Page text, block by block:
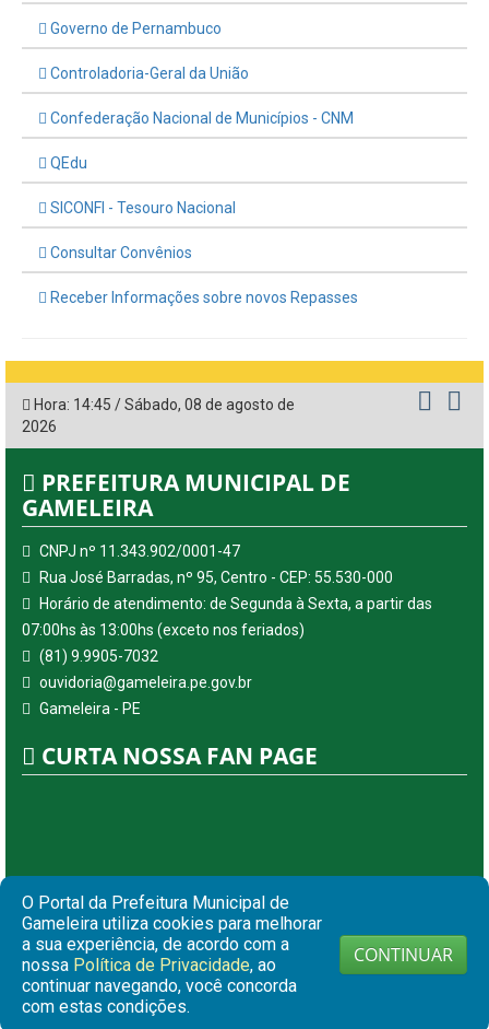
Governo de Pernambuco
Controladoria-Geral da União
Confederação Nacional de Municípios - CNM
QEdu
SICONFI - Tesouro Nacional
Consultar Convênios
Receber Informações sobre novos Repasses
Hora: 14:45 /Sábado, 08 de agosto de
2026
PREFEITURA MUNICIPAL DE
GAMELEIRA
CNPJ nº 11.343.902/0001-47
Rua José Barradas, nº 95, Centro - CEP: 55.530-000
Horário de atendimento: de Segunda à Sexta, a partir das
07:00hs às 13:00hs (exceto nos feriados)
(81) 9.9905-7032
ouvidoria@gameleira.pe.gov.br
Gameleira - PE
CURTA NOSSA FAN PAGE
© Copyright 2026 Prefeitura Municipal de Gameleira | Todos
os direitos reservados
O Portal da Prefeitura Municipal de
Gameleira utiliza cookies para melhorar
a sua experiência, de acordo com a
nossa Política de Privacidade, ao
continuar navegando, você concorda
com estas condições.
CONTINUAR